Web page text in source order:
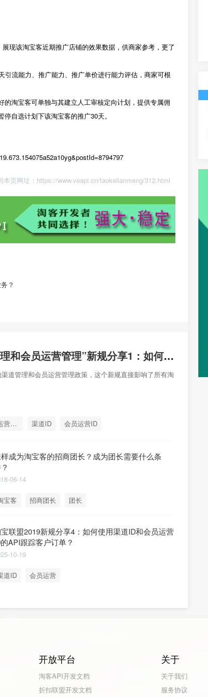
现该淘宝客近期推广店铺的效果数据，供商家参考，更了
流能力、推广能力、推广单价进行能力评估，商家可根
淘宝客可单独与其建立人工审核定向计划，提供专属佣
自选计划下该淘宝客的推广30天。
页网址： https://www.veapi.cn/taokelianmeng/312.html
？
淘宝联盟2019“渠道管理和会员运营管理”新规分享1：如何使用渠道ID和会员运营ID的API绑定客户
道管理和会员运营管理政策，这个新规直接影响了所有淘
会员运营管理 渠道ID 会员运营ID
成为淘宝客的招商团长？成为团长需要什么条
06-14
宝客 招商团长 团长
联盟2019新规分享4：如何使用渠道ID和会员运营
API跟踪客户订单？
10-19
道ID 会员运营
开放平台
淘客API开发文档
折扣联盟开发文档
关于
关于我们
服务协议